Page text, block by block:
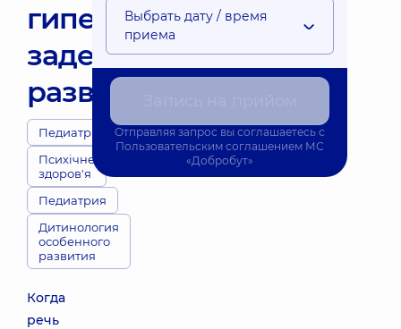
гиперактивностью,
задержкой
развития
Педиатры
Психічне
здоров'я
Педиатрия
Дитинология
особенного
развития
Когда
речь
Выбрать дату / время
приема
Отправляя запрос вы соглашаетесь с
Пользовательским соглашением МС
«Добробут»